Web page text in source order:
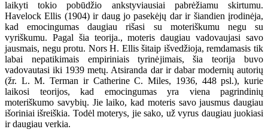
laikyti tokio pobūdžio ankstyviausiai pabrėžiamu skirtumu.
Havelock Ellis (1904) ir daug jo pasekėjų dar ir šiandien įrodinėja,
kad emocingumas daugiau rišasi su moteriškumu negu su
vyriškumu. Pagal šia teorija., moteris daugiau vadovaujasi savo
jausmais, negu protu. Nors H. Ellis šitaip išvedžioja, remdamasis tik
labai nepatikimais empiriniais tyrinėjimais, šia teorija buvo
vadovautasi iki 1939 metų. Atsiranda dar ir dabar modernių autorių
(žr. L. M. Terman ir Catherine C. Miles, 1936, 448 psl.), kurie
laikosi teorijos, kad emocingumas yra viena pagrindinių
moteriškumo savybių. Jie laiko, kad moteris savo jausmus daugiau
išoriniai išreiškia. Todėl moterys, jie sako, už vyrus daugiau juokiasi
ir daugiau verkia.